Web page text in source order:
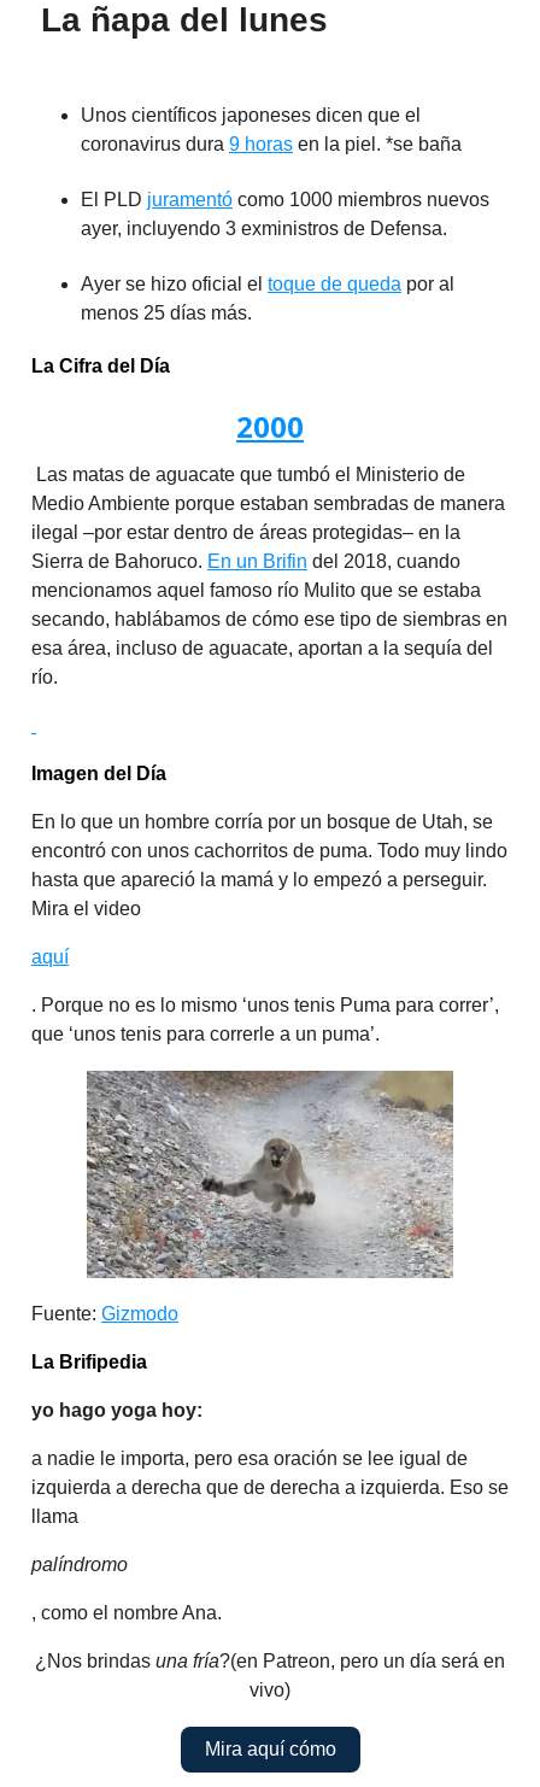
La ñapa del lunes
Unos científicos japoneses dicen que el
coronavirus dura 9 horas en la piel. *se baña
El PLD juramentó como 1000 miembros nuevos
ayer, incluyendo 3 exministros de Defensa.
Ayer se hizo oficial el toque de queda por al
menos 25 días más.
La Cifra del Día
2000
Las matas de aguacate que tumbó el Ministerio de
Medio Ambiente porque estaban sembradas de manera
ilegal –por estar dentro de áreas protegidas– en la
Sierra de Bahoruco. En un Brifin del 2018, cuando
mencionamos aquel famoso río Mulito que se estaba
secando, hablábamos de cómo ese tipo de siembras en
esa área, incluso de aguacate, aportan a la sequía del
río.
Imagen del Día
En lo que un hombre corría por un bosque de Utah, se
encontró con unos cachorritos de puma. Todo muy lindo
hasta que apareció la mamá y lo empezó a perseguir.
Mira el video
aquí
. Porque no es lo mismo ‘unos tenis Puma para correr’,
que ‘unos tenis para correrle a un puma’.
Fuente: Gizmodo
La Brifipedia
yo hago yoga hoy:
a nadie le importa, pero esa oración se lee igual de
izquierda a derecha que de derecha a izquierda. Eso se
llama
palíndromo
, como el nombre Ana.
¿Nos brindas una fría?(en Patreon, pero un día será en
vivo)
Mira aquí cómo